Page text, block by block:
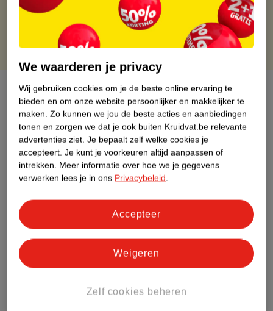
Gratis punten met je Kruidvat kaart
Over dit product
Productinformatie
Etiketinformatie
Impact Score.
We waarderen je privacy
Wij gebruiken cookies om je de beste online ervaring te
bieden en om onze website persoonlijker en makkelijker te
maken. Zo kunnen we jou de beste acties en aanbiedingen
tonen en zorgen we dat je ook buiten Kruidvat.be relevante
advertenties ziet. Je bepaalt zelf welke cookies je
accepteert. Je kunt je voorkeuren altijd aanpassen of
intrekken. Meer informatie over hoe we je gegevens
verwerken lees je in ons Privacybeleid.
Zelf cookies beheren
Weigeren
Accepteer